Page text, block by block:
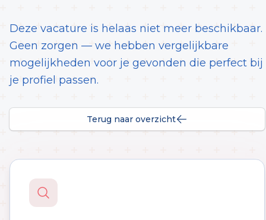
Deze vacature is helaas niet meer beschikbaar.
Geen zorgen — we hebben vergelijkbare
mogelijkheden voor je gevonden die perfect bij
je profiel passen.
Terug naar overzicht